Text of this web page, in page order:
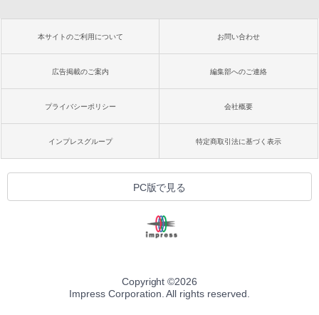
本サイトのご利用について お問い合わせ
広告掲載のご案内 編集部へのご連絡
プライバシーポリシー 会社概要
インプレスグループ 特定商取引法に基づく表示
PC版で見る
Copyright ©2026
Impress Corporation. All rights reserved.